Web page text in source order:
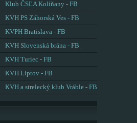
Klub ČSĽA Kolíňany - FB
KVH PS Záhorská Ves - FB
KVPH Bratislava - FB
KVH Slovenská brána - FB
KVH Turiec - FB
KVH Liptov - FB
KVH a strelecký klub Vráble - FB